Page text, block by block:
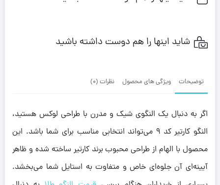
شاید اینها را هم دوست داشته باشید
توضیحات ویژگی های محصول نظرات (0)
اگر به دنبال یک النگوی شیک و مدرن با طراحی لوکس هستید،
النگو کارتیر کد 9 می‌تواند انتخابی مناسب برای شما باشد. این
محصول با الهام از طراحی محبوب برند کارتیر ساخته شده و ظاهر
آیینه‌ای آن جلوه‌ای خاص و متفاوت به استایل شما می‌بخشد.